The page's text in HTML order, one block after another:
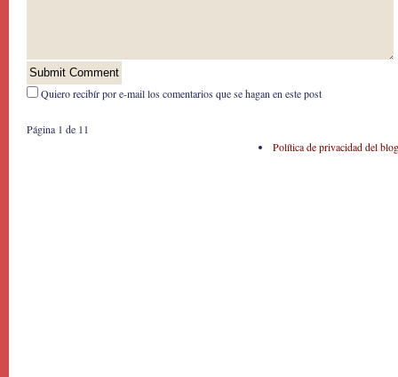
Quiero recibír por e-mail los comentarios que se hagan en este post
Página 1 de 1 1
Política de privacidad del